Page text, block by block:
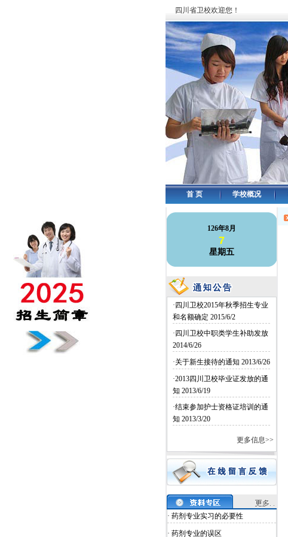
四川省卫校欢迎您！
首 页 学校概况
126年8月
7
星期五
·四川卫校2015年秋季招生专业
和名额确定 2015/6/2
·四川卫校中职类学生补助发放
2014/6/26
·关于新生接待的通知 2013/6/26
·2013四川卫校毕业证发放的通
知 2013/6/19
·结束参加护士资格证培训的通
知 2013/3/20
更多信息>>
· 药剂专业实习的必要性
· 药剂专业的误区